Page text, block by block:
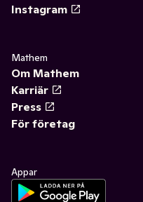
Instagram
Mathem
Om Mathem
Karriär
Press
För företag
Appar